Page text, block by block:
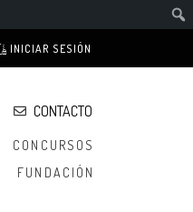
INICIAR SESIÓN
CONTACTO
CONCURSOS
FUNDACIÓN